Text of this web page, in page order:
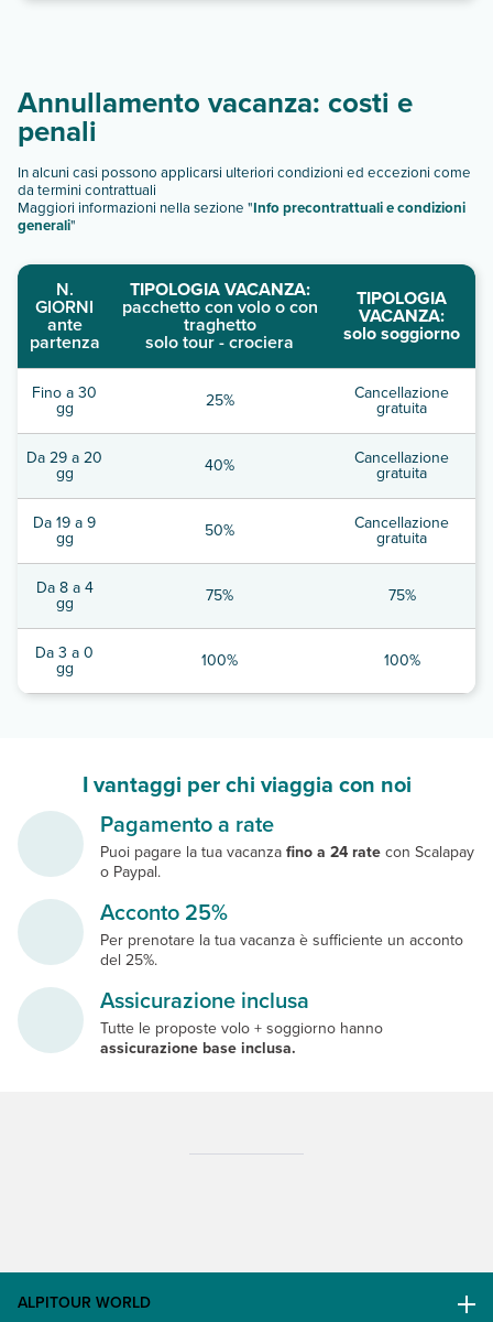
Annullamento vacanza: costi e
penali
In alcuni casi possono applicarsi ulteriori condizioni ed eccezioni come
da termini contrattuali
Maggiori informazioni nella sezione "Info precontrattuali e condizioni
generali"
N.
GIORNI
ante
partenza
TIPOLOGIA VACANZA:
pacchetto con volo o con
traghetto
solo tour - crociera
TIPOLOGIA
VACANZA:
solo soggiorno
Fino a 30
gg 25% Cancellazione
gratuita
Da 29 a 20
gg 40% Cancellazione
gratuita
Da 19 a 9
gg 50% Cancellazione
gratuita
Da 8 a 4
gg 75% 75%
Da 3 a 0
gg 100% 100%
I vantaggi per chi viaggia con noi
Pagamento a rate
Puoi pagare la tua vacanzafino a 24 ratecon Scalapay
o Paypal.
Acconto 25%
Per prenotare la tua vacanza è sufficiente un acconto
del 25%.
Assicurazione inclusa
Tutte le proposte volo + soggiorno hanno
assicurazione base inclusa.
ALPITOUR WORLD